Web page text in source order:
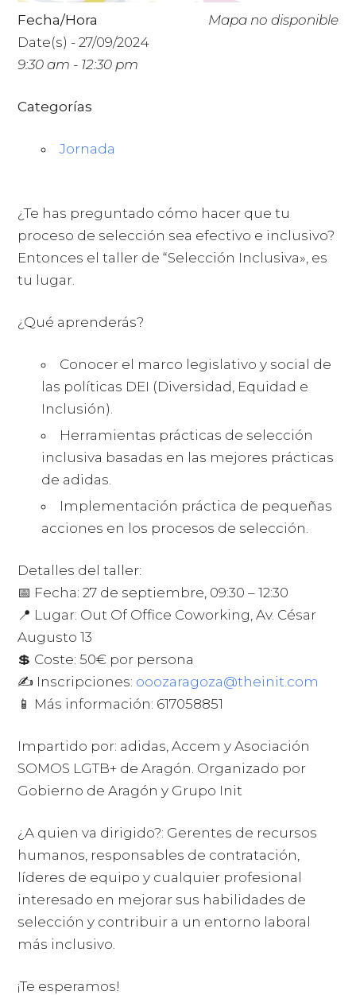
Mapa no disponible
Fecha/Hora
Date(s) - 27/09/2024
9:30 am - 12:30 pm
Categorías
Jornada
¿Te has preguntado cómo hacer que tu
proceso de selección sea efectivo e inclusivo?
Entonces el taller de “Selección Inclusiva», es
tu lugar.
¿Qué aprenderás?
Conocer el marco legislativo y social de
las políticas DEI (Diversidad, Equidad e
Inclusión).
Herramientas prácticas de selección
inclusiva basadas en las mejores prácticas
de adidas.
Implementación práctica de pequeñas
acciones en los procesos de selección.
Detalles del taller:
📅 Fecha: 27 de septiembre, 09:30 – 12:30
📍 Lugar: Out Of Office Coworking, Av. César
Augusto 13
💲 Coste: 50€ por persona
✍ Inscripciones: ooozaragoza@theinit.com
📱 Más información: 617058851
Impartido por: adidas, Accem y Asociación
SOMOS LGTB+ de Aragón. Organizado por
Gobierno de Aragón y Grupo Init
¿A quien va dirigido?: Gerentes de recursos
humanos, responsables de contratación,
líderes de equipo y cualquier profesional
interesado en mejorar sus habilidades de
selección y contribuir a un entorno laboral
más inclusivo.
¡Te esperamos!